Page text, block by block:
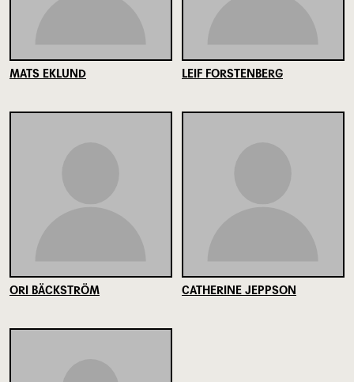
MATS EKLUND LEIF FORSTENBERG
ORI BÄCKSTRÖM CATHERINE JEPPSON